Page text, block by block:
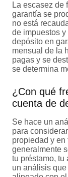
La escasez de
garantía se
no está
de impuestos
depósito en
mensual de la
pagas y se
se determina
¿Con qué
cuenta de
Se hace un
para
propiedad y
generalmente
tu préstamo, tu
un análisis